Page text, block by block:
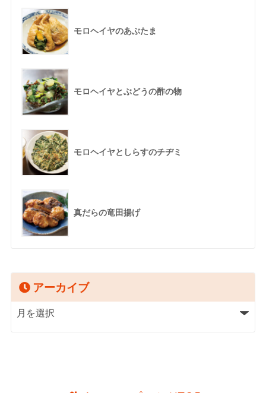
モロヘイヤのあぶたま
モロヘイヤとぶどうの酢の物
モロヘイヤとしらすのチヂミ
真だらの竜田揚げ
アーカイブ